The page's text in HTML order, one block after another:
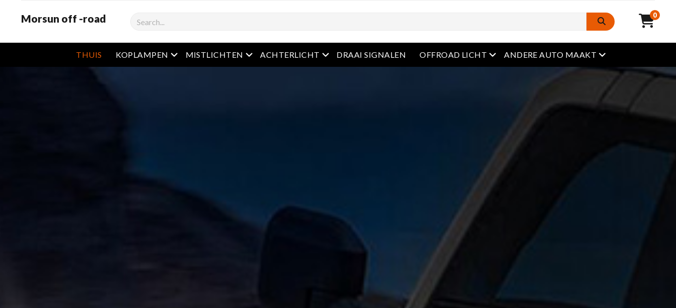
Morsun off -road Zoekopdracht 0
THUIS KOPLAMPEN Open het menu
MISTLICHTEN Open het menu
ACHTERLICHT Open het menu
DRAAI SIGNALEN OFFROAD LICHT Open het menu
ANDERE AUTO MAAKT Open het menu